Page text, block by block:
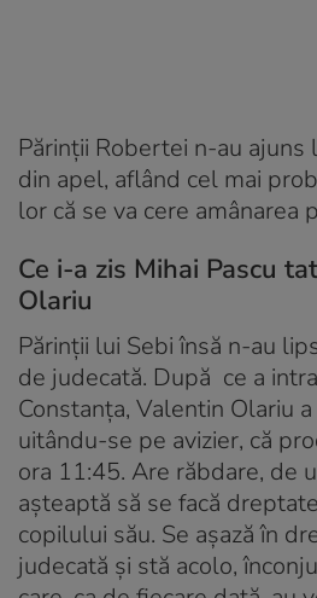
Părinţii Robertei n-au
din apel, aflând cel mai
lor că se va cere amânarea
Ce i-a zis Mihai Pascu
Olariu
Părinţii lui Sebi însă n-au
de judecată. După ce a
Constanţa, Valentin Olariu
uitându-se pe avizier, că
ora 11:45. Are răbdare, de
așteaptă să se facă
copilului său. Se aşază în
judecată şi stă acolo,